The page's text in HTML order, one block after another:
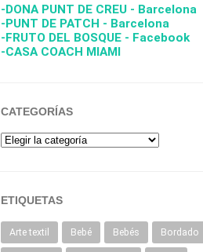
-DONA PUNT DE CREU - Barcelona
-PUNT DE PATCH - Barcelona
-FRUTO DEL BOSQUE - Facebook
-CASA COACH MIAMI
CATEGORÍAS
ETIQUETAS
Arte textil Bebé Bebés Bordado